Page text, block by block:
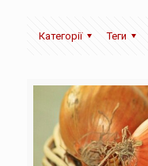
Категорії Теги